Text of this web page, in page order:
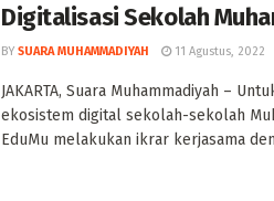
Digitalisasi Sekolah
BY SUARA MUHAMMADIYAH 11 Agustus, 2022
JAKARTA, Suara Muhammadiyah –
ekosistem digital sekolah-sekolah
EduMu melakukan ikrar kerjasama